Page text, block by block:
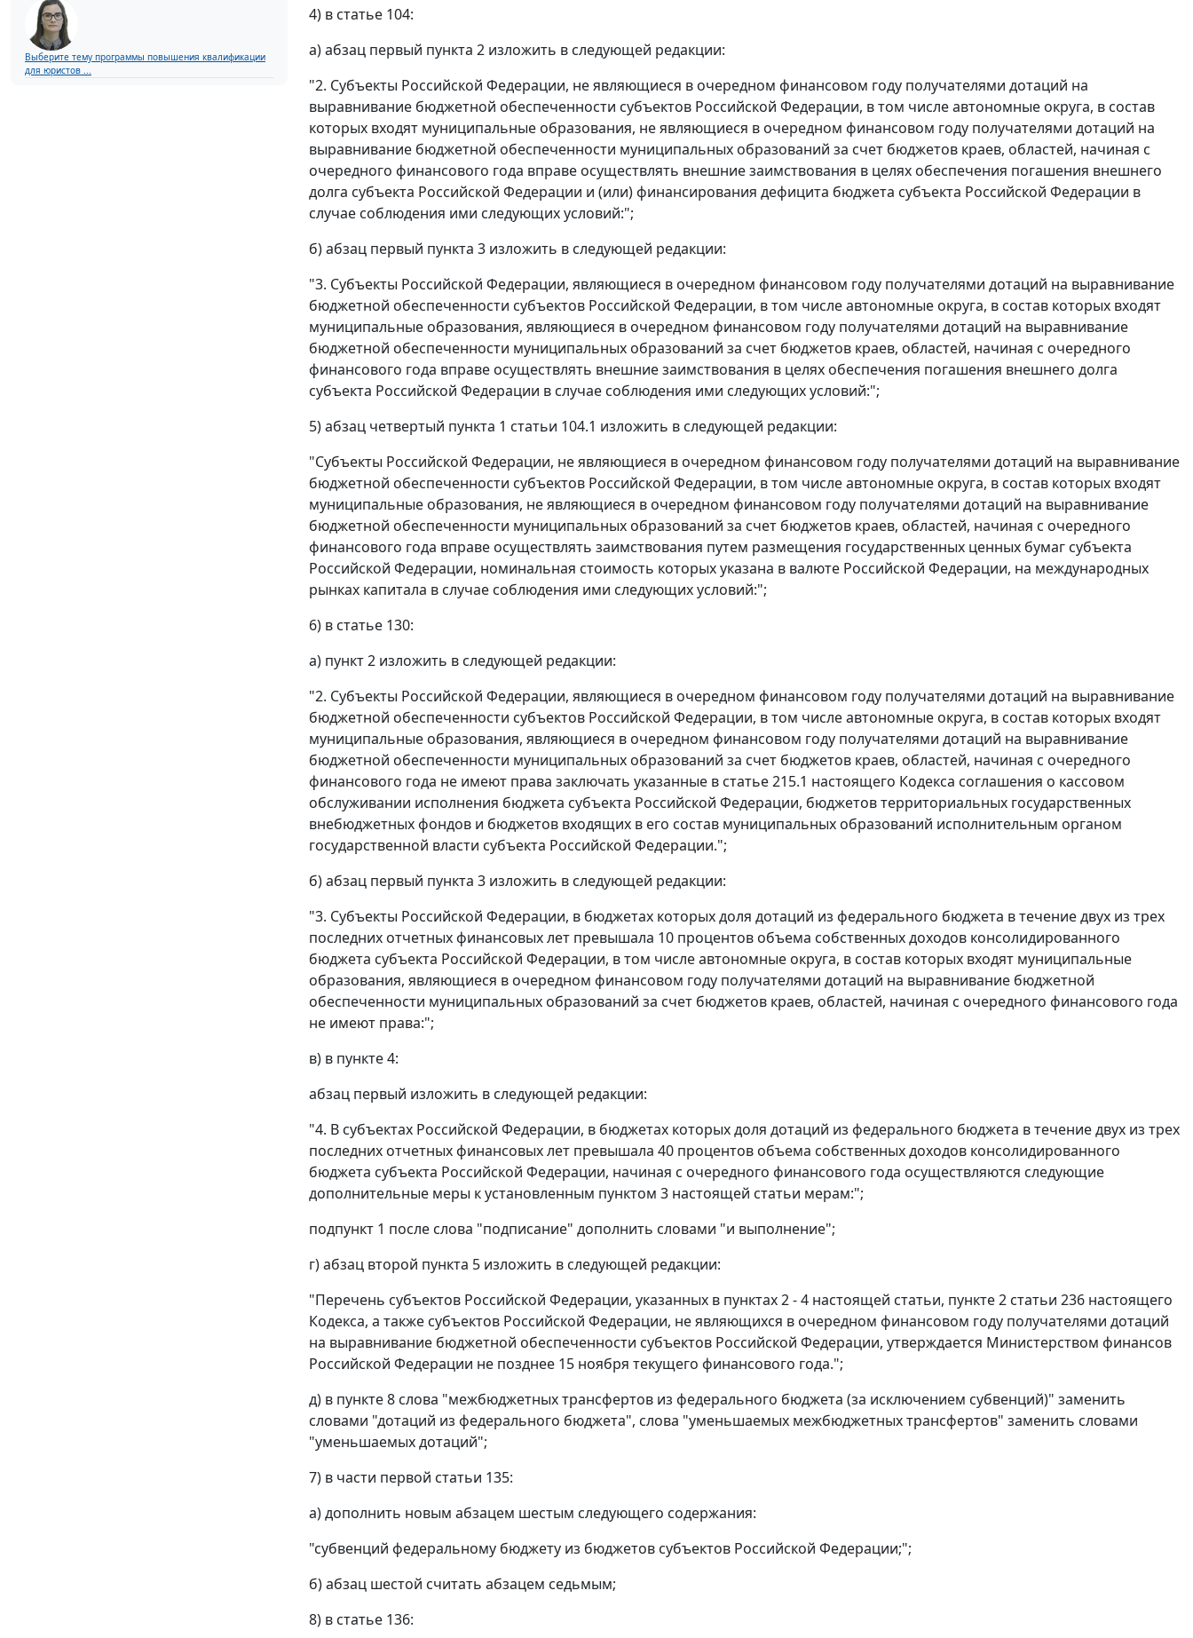
Выберите тему программы повышения квалификации
для юристов ...
4) в статье 104:
а) абзац первый пункта 2 изложить в следующей редакции:
"2. Субъекты Российской Федерации, не являющиеся в очередном финансовом году получателями дотаций на
выравнивание бюджетной обеспеченности субъектов Российской Федерации, в том числе автономные округа, в состав
которых входят муниципальные образования, не являющиеся в очередном финансовом году получателями дотаций на
выравнивание бюджетной обеспеченности муниципальных образований за счет бюджетов краев, областей, начиная с
очередного финансового года вправе осуществлять внешние заимствования в целях обеспечения погашения внешнего
долга субъекта Российской Федерации и (или) финансирования дефицита бюджета субъекта Российской Федерации в
случае соблюдения ими следующих условий:";
б) абзац первый пункта 3 изложить в следующей редакции:
"3. Субъекты Российской Федерации, являющиеся в очередном финансовом году получателями дотаций на выравнивание
бюджетной обеспеченности субъектов Российской Федерации, в том числе автономные округа, в состав которых входят
муниципальные образования, являющиеся в очередном финансовом году получателями дотаций на выравнивание
бюджетной обеспеченности муниципальных образований за счет бюджетов краев, областей, начиная с очередного
финансового года вправе осуществлять внешние заимствования в целях обеспечения погашения внешнего долга
субъекта Российской Федерации в случае соблюдения ими следующих условий:";
5) абзац четвертый пункта 1 статьи 104.1 изложить в следующей редакции:
"Субъекты Российской Федерации, не являющиеся в очередном финансовом году получателями дотаций на выравнивание
бюджетной обеспеченности субъектов Российской Федерации, в том числе автономные округа, в состав которых входят
муниципальные образования, не являющиеся в очередном финансовом году получателями дотаций на выравнивание
бюджетной обеспеченности муниципальных образований за счет бюджетов краев, областей, начиная с очередного
финансового года вправе осуществлять заимствования путем размещения государственных ценных бумаг субъекта
Российской Федерации, номинальная стоимость которых указана в валюте Российской Федерации, на международных
рынках капитала в случае соблюдения ими следующих условий:";
6) в статье 130:
а) пункт 2 изложить в следующей редакции:
"2. Субъекты Российской Федерации, являющиеся в очередном финансовом году получателями дотаций на выравнивание
бюджетной обеспеченности субъектов Российской Федерации, в том числе автономные округа, в состав которых входят
муниципальные образования, являющиеся в очередном финансовом году получателями дотаций на выравнивание
бюджетной обеспеченности муниципальных образований за счет бюджетов краев, областей, начиная с очередного
финансового года не имеют права заключать указанные в статье 215.1 настоящего Кодекса соглашения о кассовом
обслуживании исполнения бюджета субъекта Российской Федерации, бюджетов территориальных государственных
внебюджетных фондов и бюджетов входящих в его состав муниципальных образований исполнительным органом
государственной власти субъекта Российской Федерации.";
б) абзац первый пункта 3 изложить в следующей редакции:
"3. Субъекты Российской Федерации, в бюджетах которых доля дотаций из федерального бюджета в течение двух из трех
последних отчетных финансовых лет превышала 10 процентов объема собственных доходов консолидированного
бюджета субъекта Российской Федерации, в том числе автономные округа, в состав которых входят муниципальные
образования, являющиеся в очередном финансовом году получателями дотаций на выравнивание бюджетной
обеспеченности муниципальных образований за счет бюджетов краев, областей, начиная с очередного финансового года
не имеют права:";
в) в пункте 4:
абзац первый изложить в следующей редакции:
"4. В субъектах Российской Федерации, в бюджетах которых доля дотаций из федерального бюджета в течение двух из трех
последних отчетных финансовых лет превышала 40 процентов объема собственных доходов консолидированного
бюджета субъекта Российской Федерации, начиная с очередного финансового года осуществляются следующие
дополнительные меры к установленным пунктом 3 настоящей статьи мерам:";
подпункт 1 после слова "подписание" дополнить словами "и выполнение";
г) абзац второй пункта 5 изложить в следующей редакции:
"Перечень субъектов Российской Федерации, указанных в пунктах 2 - 4 настоящей статьи, пункте 2 статьи 236 настоящего
Кодекса, а также субъектов Российской Федерации, не являющихся в очередном финансовом году получателями дотаций
на выравнивание бюджетной обеспеченности субъектов Российской Федерации, утверждается Министерством финансов
Российской Федерации не позднее 15 ноября текущего финансового года.";
д) в пункте 8 слова "межбюджетных трансфертов из федерального бюджета (за исключением субвенций)" заменить
словами "дотаций из федерального бюджета", слова "уменьшаемых межбюджетных трансфертов" заменить словами
"уменьшаемых дотаций";
7) в части первой статьи 135:
а) дополнить новым абзацем шестым следующего содержания:
"субвенций федеральному бюджету из бюджетов субъектов Российской Федерации;";
б) абзац шестой считать абзацем седьмым;
8) в статье 136: